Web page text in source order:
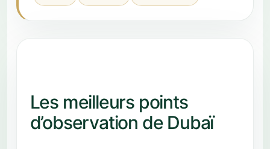
Les meilleurs points
d’observation de Dubaï